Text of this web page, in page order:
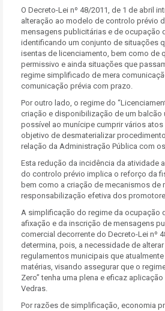
O Decreto-Lei nº 48/2011, de 1 de abril
alteração ao modelo de controlo prévio
mensagens publicitárias e de ocupação
identificando um conjunto de situações
isentas de licenciamento, bem como de
permissivo e ainda situações que
regime simplificado de mera
comunicação prévia com prazo.
Por outro lado, o regime do
criação e disponibilização de um balcão
possível ao munícipe cumprir vários
objetivo de desmaterializar
relação da Administração Pública com
Esta redução da incidência da atividade
do controlo prévio implica o reforço da
bem como a criação de mecanismos de
responsabilização efetiva dos
A simplificação do regime da ocupação
afixação e da inscrição de mensagens
comercial decorrente do Decreto-Lei nº
determina, pois, a necessidade de
regulamentos municipais que
matérias, visando assegurar que o
Zero” tenha uma plena e eficaz
Vedras.
Por razões de simplificação, economia